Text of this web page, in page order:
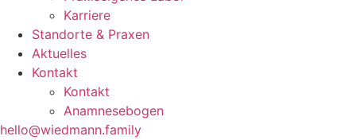
Karriere
Standorte & Praxen
Aktuelles
Kontakt
Kontakt
Anamnesebogen
hello@wiedmann.family